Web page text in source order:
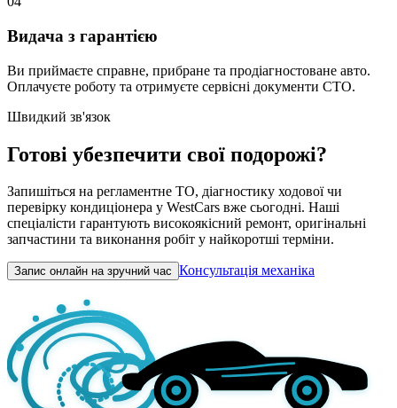
Видача з гарантією
Ви приймаєте справне, прибране та продіагностоване авто.
Оплачуєте роботу та отримуєте сервісні документи СТО.
Швидкий зв'язок
Готові убезпечити свої подорожі?
Запишіться на регламентне ТО, діагностику ходової чи
перевірку кондиціонера у WestCars вже сьогодні. Наші
спеціалісти гарантують високоякісний ремонт, оригінальні
запчастини та виконання робіт у найкоротші терміни.
Запис онлайн на зручний час Консультація механіка